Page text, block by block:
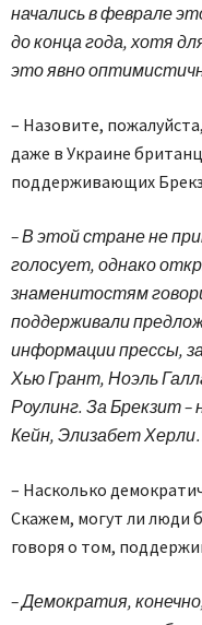
начались в феврале
до конца года, хотя
это явно
– Назовите,
даже в Украине
поддерживающих
– В этой стране не
голосует, однако
знаменитостям
поддерживали
информации прессы,
Хью Грант, Ноэль
Роулинг. За Брекзит
Кейн, Элизабет
– Насколько
Скажем, могут ли люди
говоря о том,
– Демократия,